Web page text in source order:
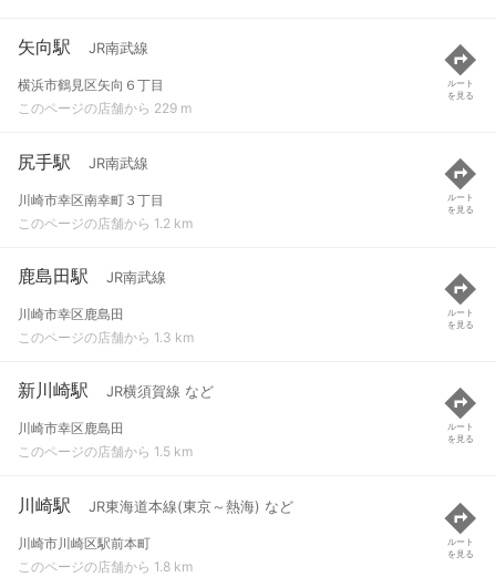
矢向駅 JR南武線
横浜市鶴見区矢向６丁目
このページの店舗から 229 m
ルート
を見る
尻手駅 JR南武線
川崎市幸区南幸町３丁目
このページの店舗から 1.2 km
ルート
を見る
鹿島田駅 JR南武線
川崎市幸区鹿島田
このページの店舗から 1.3 km
ルート
を見る
新川崎駅 JR横須賀線 など
川崎市幸区鹿島田
このページの店舗から 1.5 km
ルート
を見る
川崎駅 JR東海道本線(東京～熱海) など
川崎市川崎区駅前本町
このページの店舗から 1.8 km
ルート
を見る